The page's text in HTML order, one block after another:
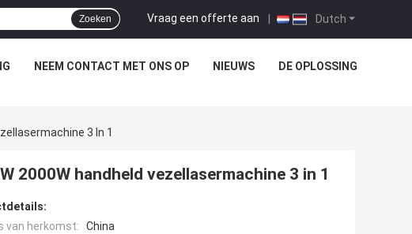
Dutch
Vraag een offerte aan |
Zoeken
NEEM CONTACT MET ONS OP NIEUWS DE OPLOSSING
3 In 1
2000W handheld vezellasermachine 3 in 1
van herkomst:
China